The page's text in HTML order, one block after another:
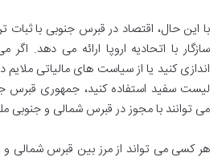
با این حال، اقتصاد در قبرس جنوبی با
سازگار با اتحادیه اروپا ارائه می دهد.
اندازی کنید یا از سیاست های مالیاتی
لیست سفید استفاده کنید، جمهوری قبرس
می توانند با مجوز در قبرس شمالی و جنوبی
هر کسی می تواند از مرز بین قبرس شمالی و